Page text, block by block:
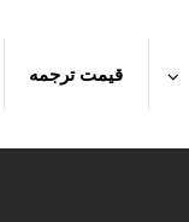
قیمت ترجمه